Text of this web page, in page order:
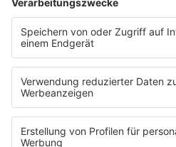
Kontakt
Newsletter
Über ROCK FM
Jobs & Praktika
Pressekontakt
Presse & Downloads
Verkehr